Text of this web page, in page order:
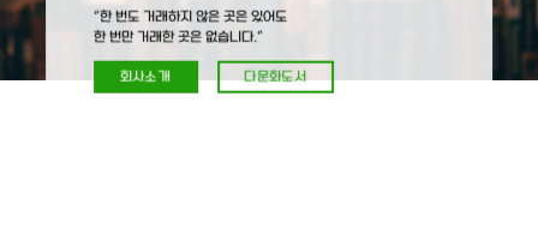
“한 번도 거래하지 않은 곳은 있어도
한 번만 거래한 곳은 없습니다.”
회사소개 다문화도서